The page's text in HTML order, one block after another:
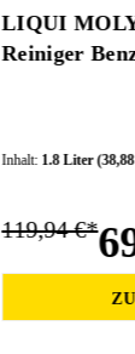
LIQUI
Reiniger
Inhalt: 1.8 Liter
119,94 €*